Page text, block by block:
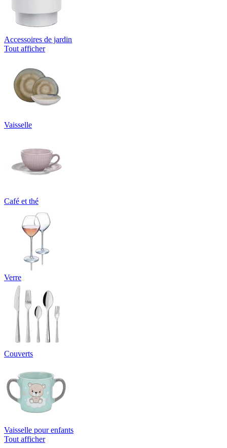
Accessoires de jardin
Tout afficher
Vaisselle
Café et thé
Verre
Couverts
Vaisselle pour enfants
Tout afficher